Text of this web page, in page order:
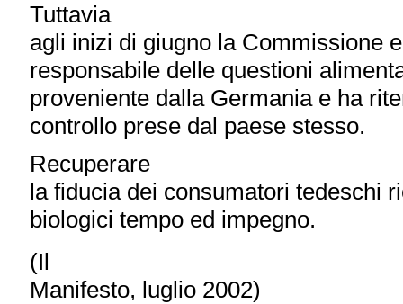
Tuttavia
agli inizi di giugno la Commissione
responsabile delle questioni
proveniente dalla Germania e ha
controllo prese dal paese stesso.
Recuperare
la fiducia dei consumatori tedeschi
biologici tempo ed impegno.
(Il
Manifesto, luglio 2002)